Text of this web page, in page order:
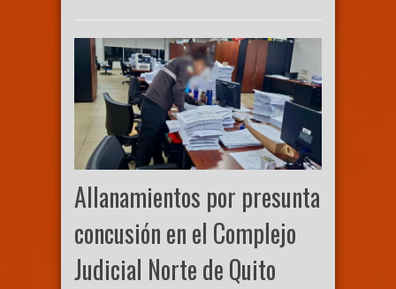
Allanamientos por presunta
concusión en el Complejo
Judicial Norte de Quito